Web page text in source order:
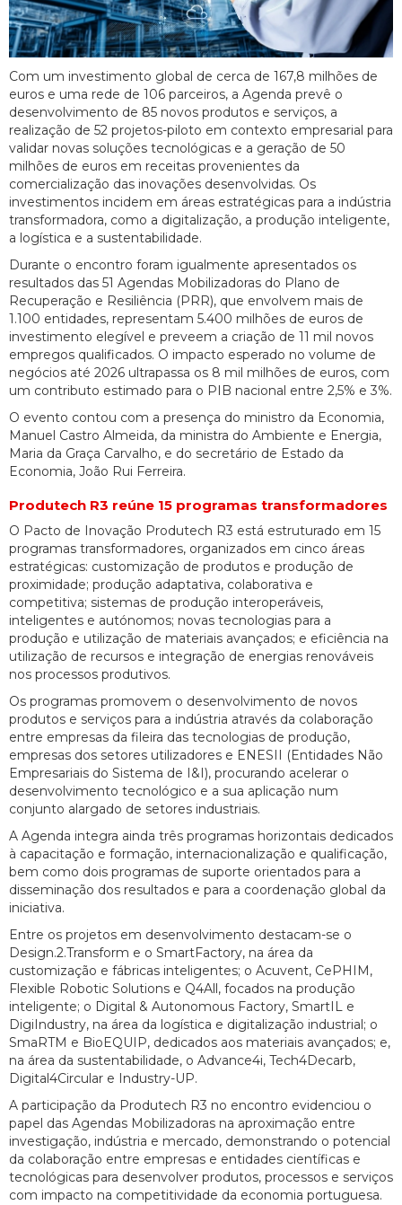
Com um investimento global de cerca de 167,8 milhões de
euros e uma rede de 106 parceiros, a Agenda prevê o
desenvolvimento de 85 novos produtos e serviços, a
realização de 52 projetos-piloto em contexto empresarial para
validar novas soluções tecnológicas e a geração de 50
milhões de euros em receitas provenientes da
comercialização das inovações desenvolvidas. Os
investimentos incidem em áreas estratégicas para a indústria
transformadora, como a digitalização, a produção inteligente,
a logística e a sustentabilidade.
Durante o encontro foram igualmente apresentados os
resultados das 51 Agendas Mobilizadoras do Plano de
Recuperação e Resiliência (PRR), que envolvem mais de
1.100 entidades, representam 5.400 milhões de euros de
investimento elegível e preveem a criação de 11 mil novos
empregos qualificados. O impacto esperado no volume de
negócios até 2026 ultrapassa os 8 mil milhões de euros, com
um contributo estimado para o PIB nacional entre 2,5% e 3%.
O evento contou com a presença do ministro da Economia,
Manuel Castro Almeida, da ministra do Ambiente e Energia,
Maria da Graça Carvalho, e do secretário de Estado da
Economia, João Rui Ferreira.
Produtech R3 reúne 15 programas transformadores
O Pacto de Inovação Produtech R3 está estruturado em 15
programas transformadores, organizados em cinco áreas
estratégicas: customização de produtos e produção de
proximidade; produção adaptativa, colaborativa e
competitiva; sistemas de produção interoperáveis,
inteligentes e autónomos; novas tecnologias para a
produção e utilização de materiais avançados; e eficiência na
utilização de recursos e integração de energias renováveis
nos processos produtivos.
Os programas promovem o desenvolvimento de novos
produtos e serviços para a indústria através da colaboração
entre empresas da fileira das tecnologias de produção,
empresas dos setores utilizadores e ENESII (Entidades Não
Empresariais do Sistema de I&I), procurando acelerar o
desenvolvimento tecnológico e a sua aplicação num
conjunto alargado de setores industriais.
A Agenda integra ainda três programas horizontais dedicados
à capacitação e formação, internacionalização e qualificação,
bem como dois programas de suporte orientados para a
disseminação dos resultados e para a coordenação global da
iniciativa.
Entre os projetos em desenvolvimento destacam-se o
Design.2.Transform e o SmartFactory, na área da
customização e fábricas inteligentes; o Acuvent, CePHIM,
Flexible Robotic Solutions e Q4All, focados na produção
inteligente; o Digital & Autonomous Factory, SmartIL e
DigiIndustry, na área da logística e digitalização industrial; o
SmaRTM e BioEQUIP, dedicados aos materiais avançados; e,
na área da sustentabilidade, o Advance4i, Tech4Decarb,
Digital4Circular e Industry-UP.
A participação da Produtech R3 no encontro evidenciou o
papel das Agendas Mobilizadoras na aproximação entre
investigação, indústria e mercado, demonstrando o potencial
da colaboração entre empresas e entidades científicas e
tecnológicas para desenvolver produtos, processos e serviços
com impacto na competitividade da economia portuguesa.